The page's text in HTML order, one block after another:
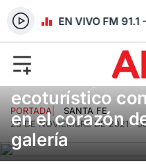
RADIO EN VIVO FM 91.1 -
PORTADA
SANTA FE
28 DE NOVIEMBRE DE 2021 ·
Jaaukanigás,
ecoturístico
en el corazón
galería